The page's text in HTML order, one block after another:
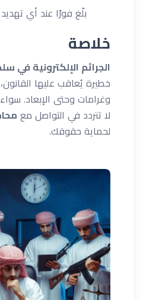
بلّغ فورًا عند أي
خلاصة
الجرائم الإلكترونية في
خطيرة يُعاقب عليها
وغرامات وحتى الإبعاد.
لا تتردد في التواصل مع
لحماية حقوقك.